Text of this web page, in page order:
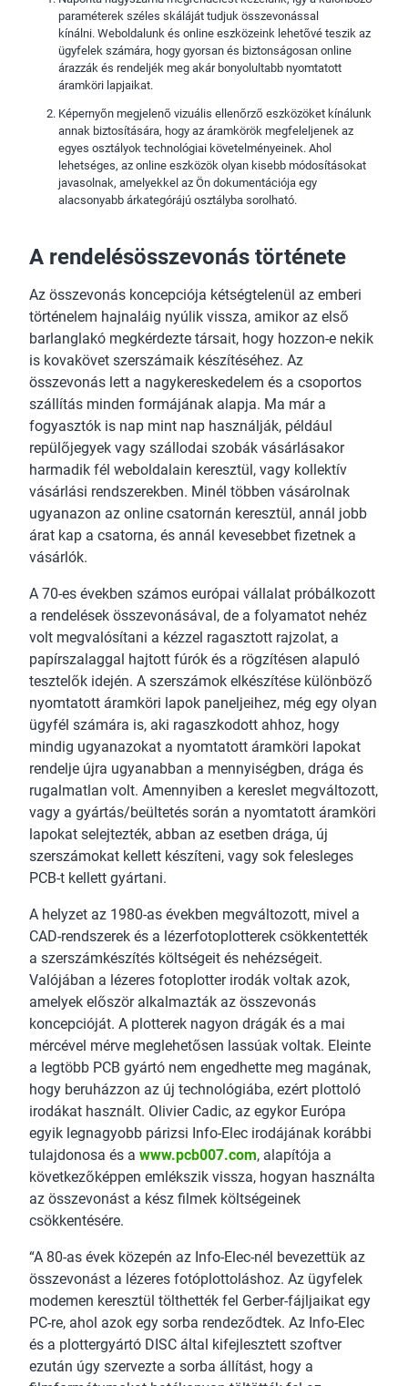
paraméterek széles skáláját tudjuk összevonással
kínálni. Weboldalunk és online eszközeink lehetővé teszik az
ügyfelek számára, hogy gyorsan és biztonságosan online
árazzák és rendeljék meg akár bonyolultabb nyomtatott
áramköri lapjaikat.
Képernyőn megjelenő vizuális ellenőrző eszközöket kínálunk
annak biztosítására, hogy az áramkörök megfeleljenek az
egyes osztályok technológiai követelményeinek. Ahol
lehetséges, az online eszközök olyan kisebb módosításokat
javasolnak, amelyekkel az Ön dokumentációja egy
alacsonyabb árkategórájú osztályba sorolható.
A rendelésösszevonás története
Az összevonás koncepciója kétségtelenül az emberi
történelem hajnaláig nyúlik vissza, amikor az első
barlanglakó megkérdezte társait, hogy hozzon-e nekik
is kovakövet szerszámaik készítéséhez. Az
összevonás lett a nagykereskedelem és a csoportos
szállítás minden formájának alapja. Ma már a
fogyasztók is nap mint nap használják, például
repülőjegyek vagy szállodai szobák vásárlásakor
harmadik fél weboldalain keresztül, vagy kollektív
vásárlási rendszerekben. Minél többen vásárolnak
ugyanazon az online csatornán keresztül, annál jobb
árat kap a csatorna, és annál kevesebbet fizetnek a
vásárlók.
A 70-es években számos európai vállalat próbálkozott
a rendelések összevonásával, de a folyamatot nehéz
volt megvalósítani a kézzel ragasztott rajzolat, a
papírszalaggal hajtott fúrók és a rögzítésen alapuló
tesztelők idején. A szerszámok elkészítése különböző
nyomtatott áramköri lapok paneljeihez, még egy olyan
ügyfél számára is, aki ragaszkodott ahhoz, hogy
mindig ugyanazokat a nyomtatott áramköri lapokat
rendelje újra ugyanabban a mennyiségben, drága és
rugalmatlan volt. Amennyiben a kereslet megváltozott,
vagy a gyártás/beültetés során a nyomtatott áramköri
lapokat selejtezték, abban az esetben drága, új
szerszámokat kellett készíteni, vagy sok felesleges
PCB-t kellett gyártani.
A helyzet az 1980-as években megváltozott, mivel a
CAD-rendszerek és a lézerfotoplotterek csökkentették
a szerszámkészítés költségeit és nehézségeit.
Valójában a lézeres fotoplotter irodák voltak azok,
amelyek először alkalmazták az összevonás
koncepcióját. A plotterek nagyon drágák és a mai
mércével mérve meglehetősen lassúak voltak. Eleinte
a legtöbb PCB gyártó nem engedhette meg magának,
hogy beruházzon az új technológiába, ezért plottoló
irodákat használt. Olivier Cadic, az egykor Európa
egyik legnagyobb párizsi Info-Elec irodájának korábbi
tulajdonosa és a www.pcb007.com, alapítója a
következőképpen emlékszik vissza, hogyan használta
az összevonást a kész filmek költségeinek
csökkentésére.
“A 80-as évek közepén az Info-Elec-nél bevezettük az
összevonást a lézeres fotóplottoláshoz. Az ügyfelek
modemen keresztül tölthették fel Gerber-fájljaikat egy
PC-re, ahol azok egy sorba rendeződtek. Az Info-Elec
és a plottergyártó DISC által kifejlesztett szoftver
ezután úgy szervezte a sorba állítást, hogy a